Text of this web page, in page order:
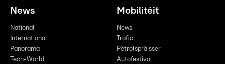
News
National
International
Panorama
Tech-World
Mobilitéit
News
Trafic
Pëtrolspräisser
Autofestival